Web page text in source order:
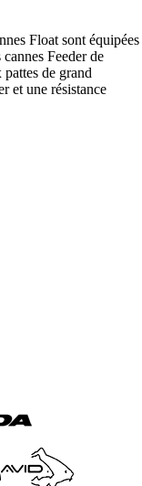
Float sont équipées
Feeder de
de grand
et une résistance